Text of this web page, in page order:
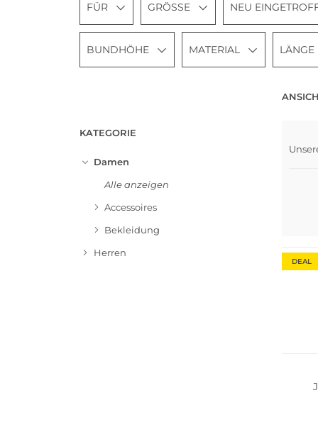
FÜR GRÖSSE NEU
BUNDHÖHE MATERIAL LÄNGE
KATEGORIE
Damen
Alle anzeigen
Accessoires
Bekleidung
Herren
DEAL